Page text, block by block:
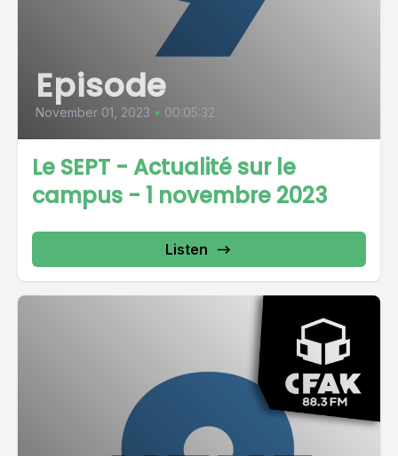
Episode
November 01, 2023 • 00:05:32
Le SEPT - Actualité sur le
campus - 1 novembre 2023
Listen